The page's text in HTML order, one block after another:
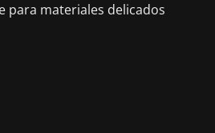
para materiales delicados